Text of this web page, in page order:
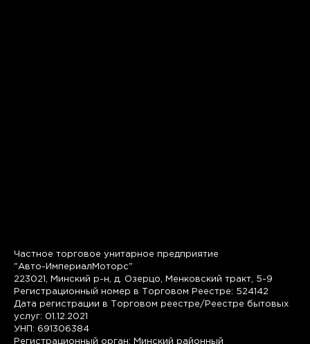
Частное торговое унитарное предприятие
"Авто-ИмпериалМоторс"
223021, Минский р-н, д. Озерцо, Менковский тракт, 5-9
Регистрационный номер в Торговом Реестре: 524142
Дата регистрации в Торговом реестре/Реестре бытовых
услуг: 01.12.2021
УНП: 691306384
Регистрационный орган: Минский районный